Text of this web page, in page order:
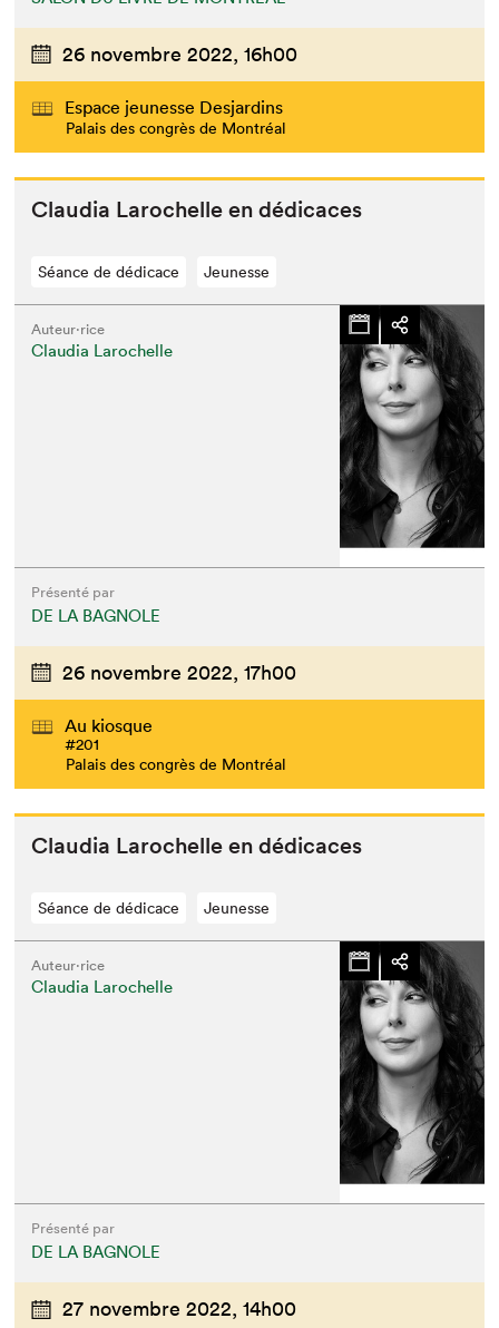
26 novembre 2022, 16h00
Espace jeunesse Desjardins
Palais des congrès de Montréal
Clau­dia Larochelle en dédicaces
Séance de dédicace Jeunesse
Auteur·rice
Claudia Larochelle
Présenté par
DE LA BAGNOLE
26 novembre 2022, 17h00
Au kiosque
#201
Palais des congrès de Montréal
Clau­dia Larochelle en dédicaces
Séance de dédicace Jeunesse
Auteur·rice
Claudia Larochelle
Présenté par
DE LA BAGNOLE
27 novembre 2022, 14h00